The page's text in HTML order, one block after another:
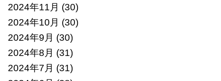
2024年11月 (30)
2024年10月 (30)
2024年9月 (30)
2024年8月 (31)
2024年7月 (31)